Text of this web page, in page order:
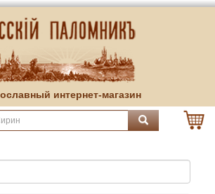
интернет-магазин